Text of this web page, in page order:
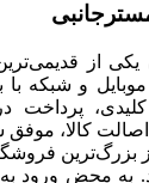
یکی از
موبایل و شبکه
کالا، موفق
بزرگ‌ترین
به محض ورود به